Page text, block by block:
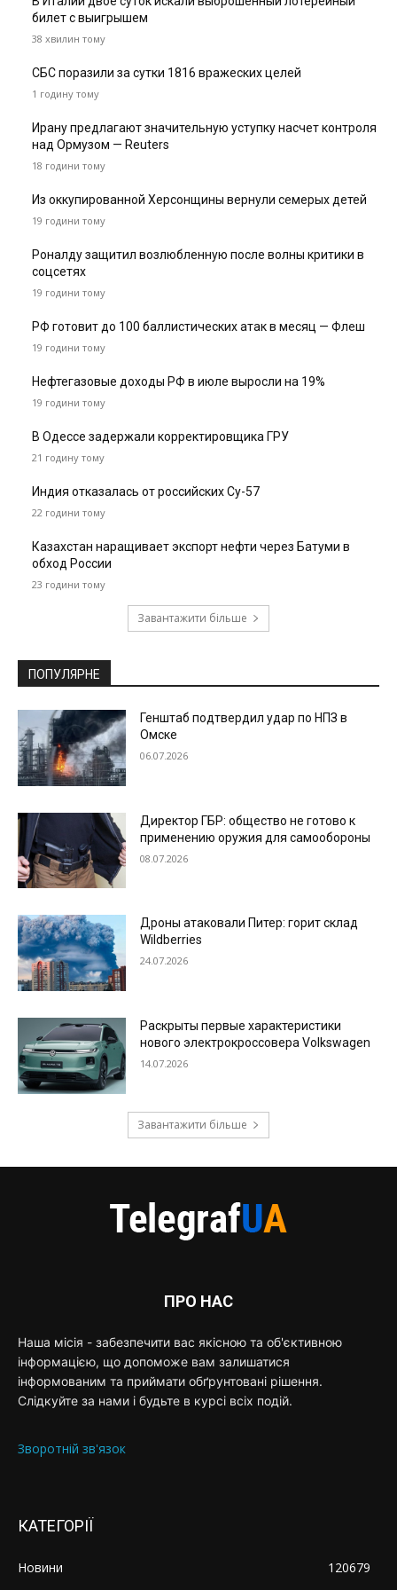
билет с выигрышем
38 хвилин тому
СБС поразили за сутки 1816 вражеских целей
1 годину тому
Ирану предлагают значительную уступку насчет контроля
над Ормузом — Reuters
18 години тому
Из оккупированной Херсонщины вернули семерых детей
19 години тому
Роналду защитил возлюбленную после волны критики в
соцсетях
19 години тому
РФ готовит до 100 баллистических атак в месяц — Флеш
19 години тому
Нефтегазовые доходы РФ в июле выросли на 19%
19 години тому
В Одессе задержали корректировщика ГРУ
21 годину тому
Индия отказалась от российских Су-57
22 години тому
Казахстан наращивает экспорт нефти через Батуми в
обход России
23 години тому
Завантажити більше
ПОПУЛЯРНЕ
Генштаб подтвердил удар по НПЗ в
Омске
06.07.2026
Директор ГБР: общество не готово к
применению оружия для самообороны
08.07.2026
Дроны атаковали Питер: горит склад
Wildberries
24.07.2026
Раскрыты первые характеристики
нового электрокроссовера Volkswagen
14.07.2026
Завантажити більше
ПРО НАС
Наша місія - забезпечити вас якісною та об'єктивною
інформацією, що допоможе вам залишатися
інформованим та приймати обґрунтовані рішення.
Слідкуйте за нами і будьте в курсі всіх подій.
Зворотній зв'язок
КАТЕГОРІЇ
Новини
120679